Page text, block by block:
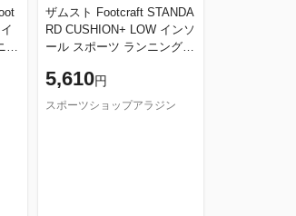
ザムスト Footcraft STANDA
RD CUSHION+ LOW インソ
ール スポーツ ランニング
5,610円
スポーツショップアラジン